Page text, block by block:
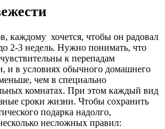
каждому хочется, чтобы он радовал
2-3 недель. Нужно понимать, что
к перепадам
и в условиях обычного домашнего
чем в специально
комнатах. При этом каждый вид
сроки жизни. Чтобы сохранить
подарка надолго,
несложных правил: